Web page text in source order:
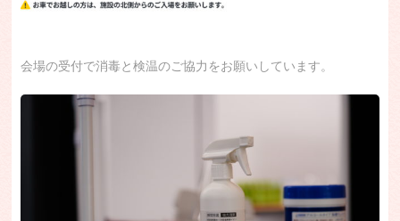
会場の受付で消毒と検温のご協力をお願いしています。